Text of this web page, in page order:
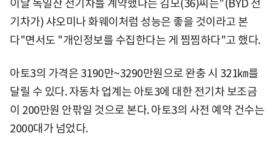
이날 독일산 전기차를 계약했다는 김모(36)씨는"(BYD 전
기차가) 샤오미나 화웨이처럼 성능은 좋을 것이라고 본
다"면서도 "개인정보를 수집한다는 게 찜찜하다"고 했다.
아토3의 가격은 3190만~3290만원으로 완충 시 321㎞를
달릴 수 있다. 자동차 업계는 아토3에 대한 전기차 보조금
이 200만원 안팎일 것으로 본다. 아토3의 사전 예약 건수는
2000대가 넘었다.